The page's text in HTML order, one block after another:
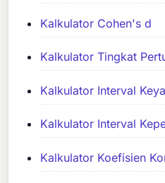
Kalkulator Cohen's d
Kalkulator Tingkat
Kalkulator Interval
Kalkulator Interval
Kalkulator Koefisien